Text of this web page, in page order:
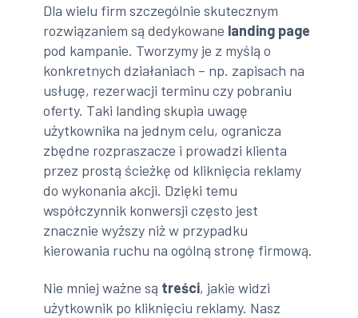
Dla wielu firm szczególnie skutecznym
rozwiązaniem są dedykowane landing page
pod kampanie. Tworzymy je z myślą o
konkretnych działaniach – np. zapisach na
usługę, rezerwacji terminu czy pobraniu
oferty. Taki landing skupia uwagę
użytkownika na jednym celu, ogranicza
zbędne rozpraszacze i prowadzi klienta
przez prostą ścieżkę od kliknięcia reklamy
do wykonania akcji. Dzięki temu
współczynnik konwersji często jest
znacznie wyższy niż w przypadku
kierowania ruchu na ogólną stronę firmową.
Nie mniej ważne są treści, jakie widzi
użytkownik po kliknięciu reklamy. Nasz